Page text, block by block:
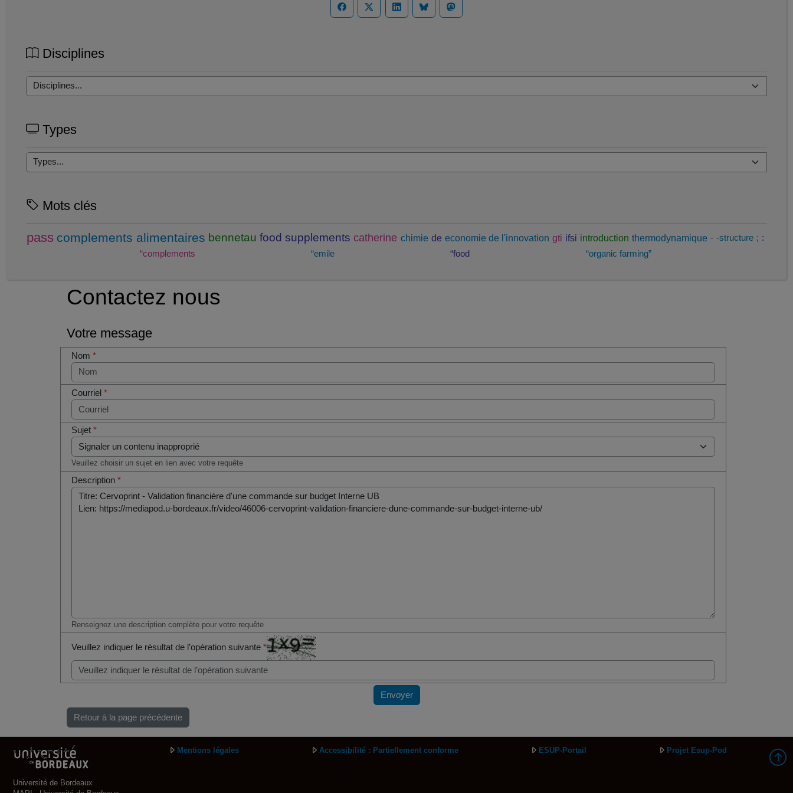
Disciplines
Types
Mots clés
pass complements alimentaires bennetau food supplements catherine chimie de economie de l'innovation gti ifsi introduction thermodynamique - -structure ; :
“complements
“emile “food “organic farming”
Contactez nous
Votre message
Nom*
Courriel*
Sujet*
Veuillez choisir un sujet en lien avec votre requête
Description*
Renseignez une description complète pour votre requête
Veuillez indiquer le résultat de l’opération suivante*
Envoyer
Retour à la page précédente
Université de Bordeaux
Mentions légales Accessibilité : Partiellement conforme ESUP-Portail Projet Esup-Pod